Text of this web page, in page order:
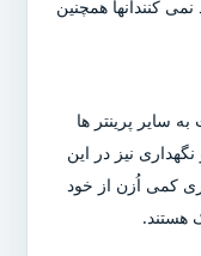
کنندآنها همچنین
سایر پرینتر ها
نیز در این
کمی اُزن از خود
هستند.